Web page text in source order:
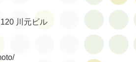
川元ビル